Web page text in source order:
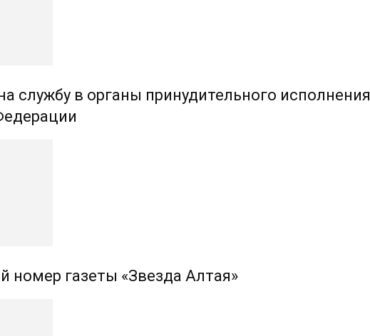
службу в органы принудительного исполнения
номер газеты «Звезда Алтая»